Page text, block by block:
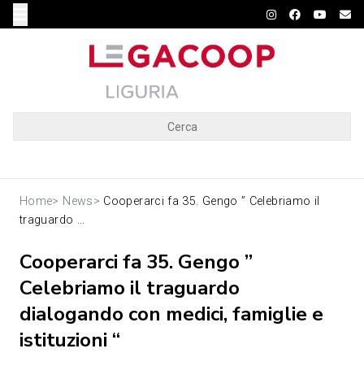
Cerca
Home> News> Cooperarci fa 35. Gengo ” Celebriamo il
traguardo ...
Cooperarci fa 35. Gengo ”
Celebriamo il traguardo
dialogando con medici, famiglie e
istituzioni “